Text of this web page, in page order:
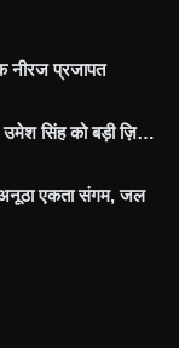
नीरज प्रजापत
उमेश सिंह को बड़ी ज़ि…
अनूठा एकता संगम, जल